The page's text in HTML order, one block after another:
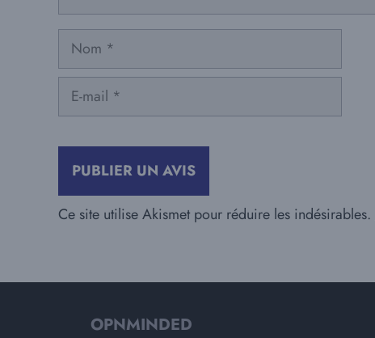
Nom
mail
Ce site utilise Akismet pour réduire les indésirables.
OPNMINDED